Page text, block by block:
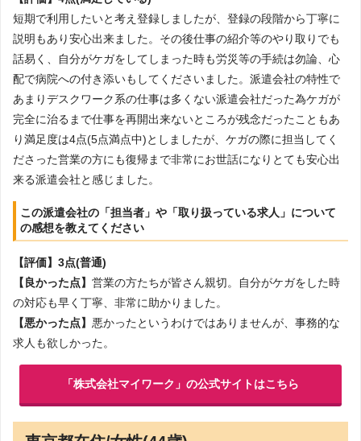
短期で利用したいと考え登録しましたが、登録の段階から丁寧に
説明もあり安心出来ました。その後仕事の紹介等のやり取りでも
話易く、自分がケガをしてしまった時も労災等の手続は勿論、心
配で病院への付き添いもしてくださいました。派遣会社の特性で
あまりデスクワーク系の仕事は多くない派遣会社だった為ケガが
完全に治るまで仕事を再開出来ないところが残念だったこともあ
り満足度は4点(5点満点中)としましたが、ケガの際に担当してく
ださった営業の方にも復帰まで非常にお世話になりとても安心出
来る派遣会社と感じました。
この派遣会社の「担当者」や「取り扱っている求人」について
の感想を教えてください
【評価】3点(普通)
【良かった点】 営業の方たちが皆さん親切。自分がケガをした時
の対応も早く丁寧、非常に助かりました。
【悪かった点】 悪かったというわけではありませんが、事務的な
求人も欲しかった。
「株式会社マイワーク」の公式サイトはこちら